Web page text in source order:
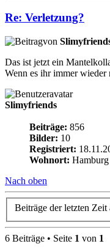
Re: Verletzung?
von
Das ist jetzt ein
Wenn es ihr immer
Slimyfriends
Beiträge: 856
Bilder: 10
Registriert:
Wohnort: Hamburg
Nach oben
Beiträge der letzten Zeit
6 Beiträge • Seite 1 von 1